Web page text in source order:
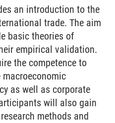
an introduction to the
trade. The aim
basic theories of
empirical validation.
the competence to
as well as corporate
will also gain
methods and